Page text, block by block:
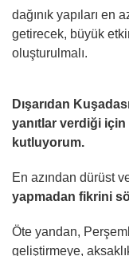
dağınık yapıları en
getirecek, büyük
oluşturulmalı.
Dışarıdan
yanıtlar verdiği için
kutluyorum.
En azından dürüst
yapmadan fikrini
Öte yandan,
geliştirmeye,